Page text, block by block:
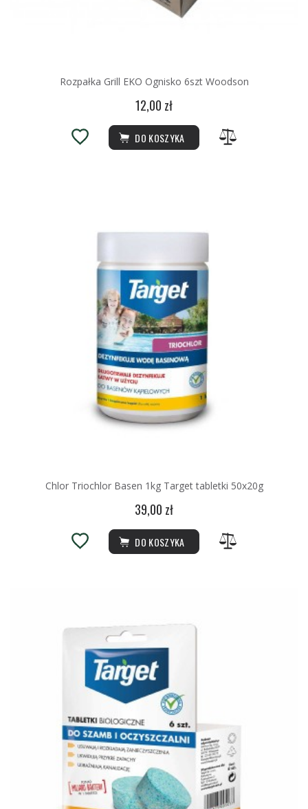
Rozpałka Grill EKO Ognisko 6szt Woodson
12,00 zł
DO KOSZYKA
Chlor Triochlor Basen 1kg Target tabletki 50x20g
39,00 zł
DO KOSZYKA